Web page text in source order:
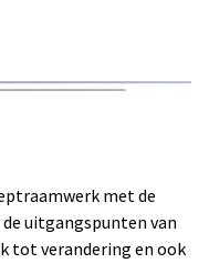
met de
uitgangspunten van
tot verandering en ook